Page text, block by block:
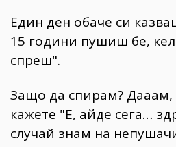
Един ден обаче си
15 години пушиш бе,
спреш".
Защо да спирам? Дааам,
кажете "Е, айде сега…
случай знам на